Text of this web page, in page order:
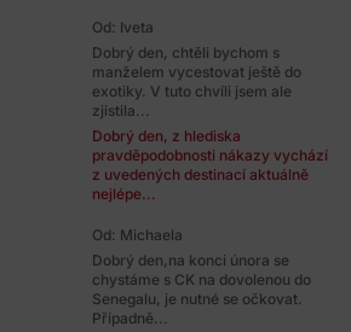
Od: Iveta
Dobrý den, chtěli bychom s
manželem vycestovat ještě do
exotiky. V tuto chvíli jsem ale
zjistila...
Dobrý den, z hlediska
pravděpodobnosti nákazy vychází
z uvedených destinací aktuálně
nejlépe...
Od: Michaela
Dobrý den,na konci února se
chystáme s CK na dovolenou do
Senegalu, je nutné se očkovat.
Případně...